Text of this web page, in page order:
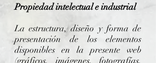
Propiedad intelectual e industrial
La estructura, diseño y forma de
presentación de los elementos
disponibles en la presente web
(gráficos, imágenes, fotografías,